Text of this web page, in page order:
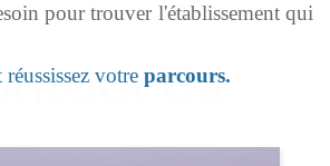
pour trouver l'établissement qui
votre parcours.